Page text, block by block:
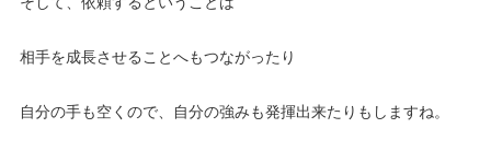
相手を成長させることへもつながったり
自分の手も空くので、自分の強みも発揮出来たりもしますね。